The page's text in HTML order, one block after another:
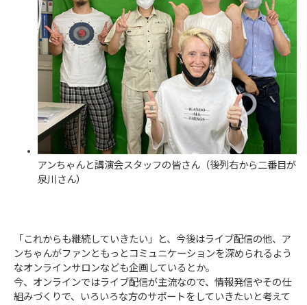
アンちゃんと講演会スタッフの皆さん（後列右から二番目が
泉川さん）
「これからも継続していきたい」と、今後はライブ配信の他、ア
ンちゃんがファンともっとコミュニケーションを深められるよう
なオンラインサロンなども企画しているとか。
今、オンラインではライブ配信が主流なので、情報発信やその仕
組みづくりで、いろいろな方のサポートをしていきたいと考えて